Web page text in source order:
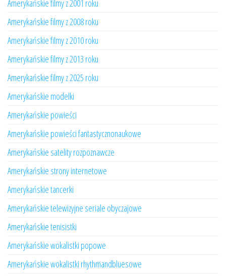
Amerykańskie filmy z 2001 roku
Amerykańskie filmy z 2008 roku
Amerykańskie filmy z 2010 roku
Amerykańskie filmy z 2013 roku
Amerykańskie filmy z 2025 roku
Amerykańskie modelki
Amerykańskie powieści
Amerykańskie powieści fantastycznonaukowe
Amerykańskie satelity rozpoznawcze
Amerykańskie strony internetowe
Amerykańskie tancerki
Amerykańskie telewizyjne seriale obyczajowe
Amerykańskie tenisistki
Amerykańskie wokalistki popowe
Amerykańskie wokalistki rhythmandbluesowe